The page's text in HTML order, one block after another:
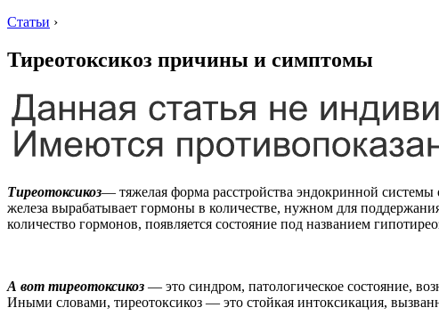
Статьи ›
Тиреотоксикоз причины и симптомы
Тиреотоксикоз— тяжелая форма расстройства эндокринной
железа вырабатывает гормоны в количестве, нужном для
количество гормонов, появляется состояние под названием
А вот тиреотоксикоз — это синдром, патологическое состояние,
Иными словами, тиреотоксикоз — это стойкая интоксикация,